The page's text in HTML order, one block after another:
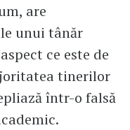
are
unui tânăr
ce este de
tinerilor
într-o falsă